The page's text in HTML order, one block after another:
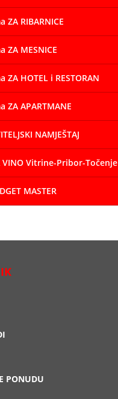
ZA RIBARNICE
ZA MESNICE
ZA HOTEL i RESTORAN
ZA APARTMANE
NAMJEŠTAJ
VINO Vitrine-Pribor-Točenje
MASTER
PONUDU